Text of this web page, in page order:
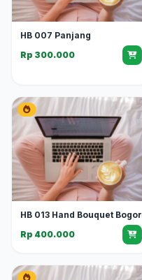
HB 007 Panjang
Rp 300.000
HB 013 Hand Bouquet Bogor
Rp 400.000